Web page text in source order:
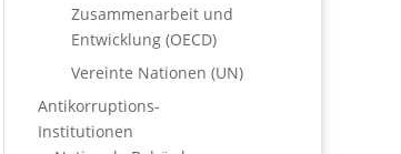
Zusammenarbeit und
Entwicklung (OECD)
Vereinte Nationen (UN)
Antikorruptions-
Institutionen